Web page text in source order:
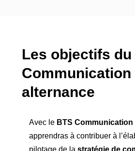
Les objectifs du
Communication
alternance
Avec le BTS
apprendras à contribuer à
pilotage de la stratégie de